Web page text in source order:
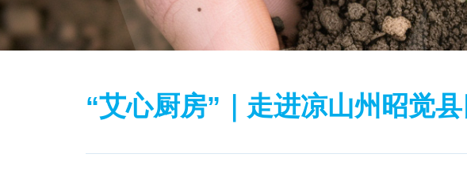
“艾心厨房”｜走进凉山州昭觉